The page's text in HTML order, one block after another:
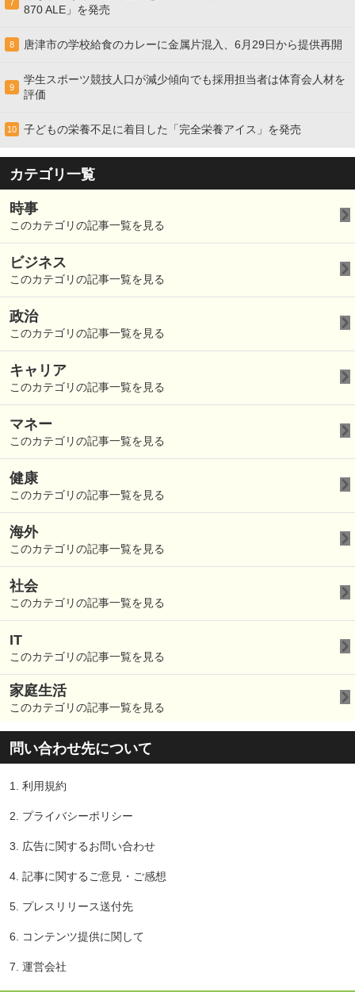
7
870 ALE」を発売
8 唐津市の学校給食のカレーに金属片混入、6月29日から提供再開
9
学生スポーツ競技人口が減少傾向でも採用担当者は体育会人材を
評価
10 子どもの栄養不足に着目した「完全栄養アイス」を発売
カテゴリ一覧
時事
このカテゴリの記事一覧を見る
ビジネス
このカテゴリの記事一覧を見る
政治
このカテゴリの記事一覧を見る
キャリア
このカテゴリの記事一覧を見る
マネー
このカテゴリの記事一覧を見る
健康
このカテゴリの記事一覧を見る
海外
このカテゴリの記事一覧を見る
社会
このカテゴリの記事一覧を見る
IT
このカテゴリの記事一覧を見る
家庭生活
このカテゴリの記事一覧を見る
問い合わせ先について
1. 利用規約
2. プライバシーポリシー
3. 広告に関するお問い合わせ
4. 記事に関するご意見・ご感想
5. プレスリリース送付先
6. コンテンツ提供に関して
7. 運営会社